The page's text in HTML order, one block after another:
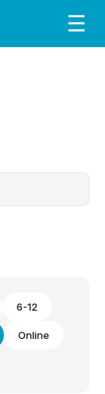
☰
6-12
Online